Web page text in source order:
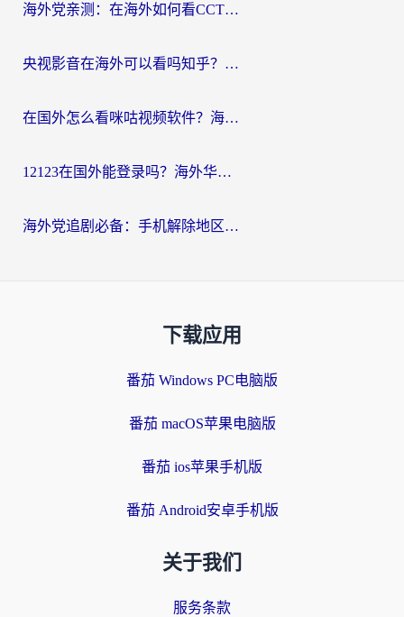
海外党亲测：在海外如何看CCTV？告别“仅限大陆播放”的实用指南
央视影音在海外可以看吗知乎？留学生亲测：3步解决地域限制+追剧自由
在国外怎么看咪咕视频软件？海外党亲测有效的回国加速方案
12123在国外能登录吗？海外华人必看的回国加速实用指南
海外党追剧必备：手机解除地区限制app怎么选？解决央视视频&国内剧地区限制全指南
下载应用
番茄 Windows PC电脑版
番茄 macOS苹果电脑版
番茄 ios苹果手机版
番茄 Android安卓手机版
关于我们
服务条款